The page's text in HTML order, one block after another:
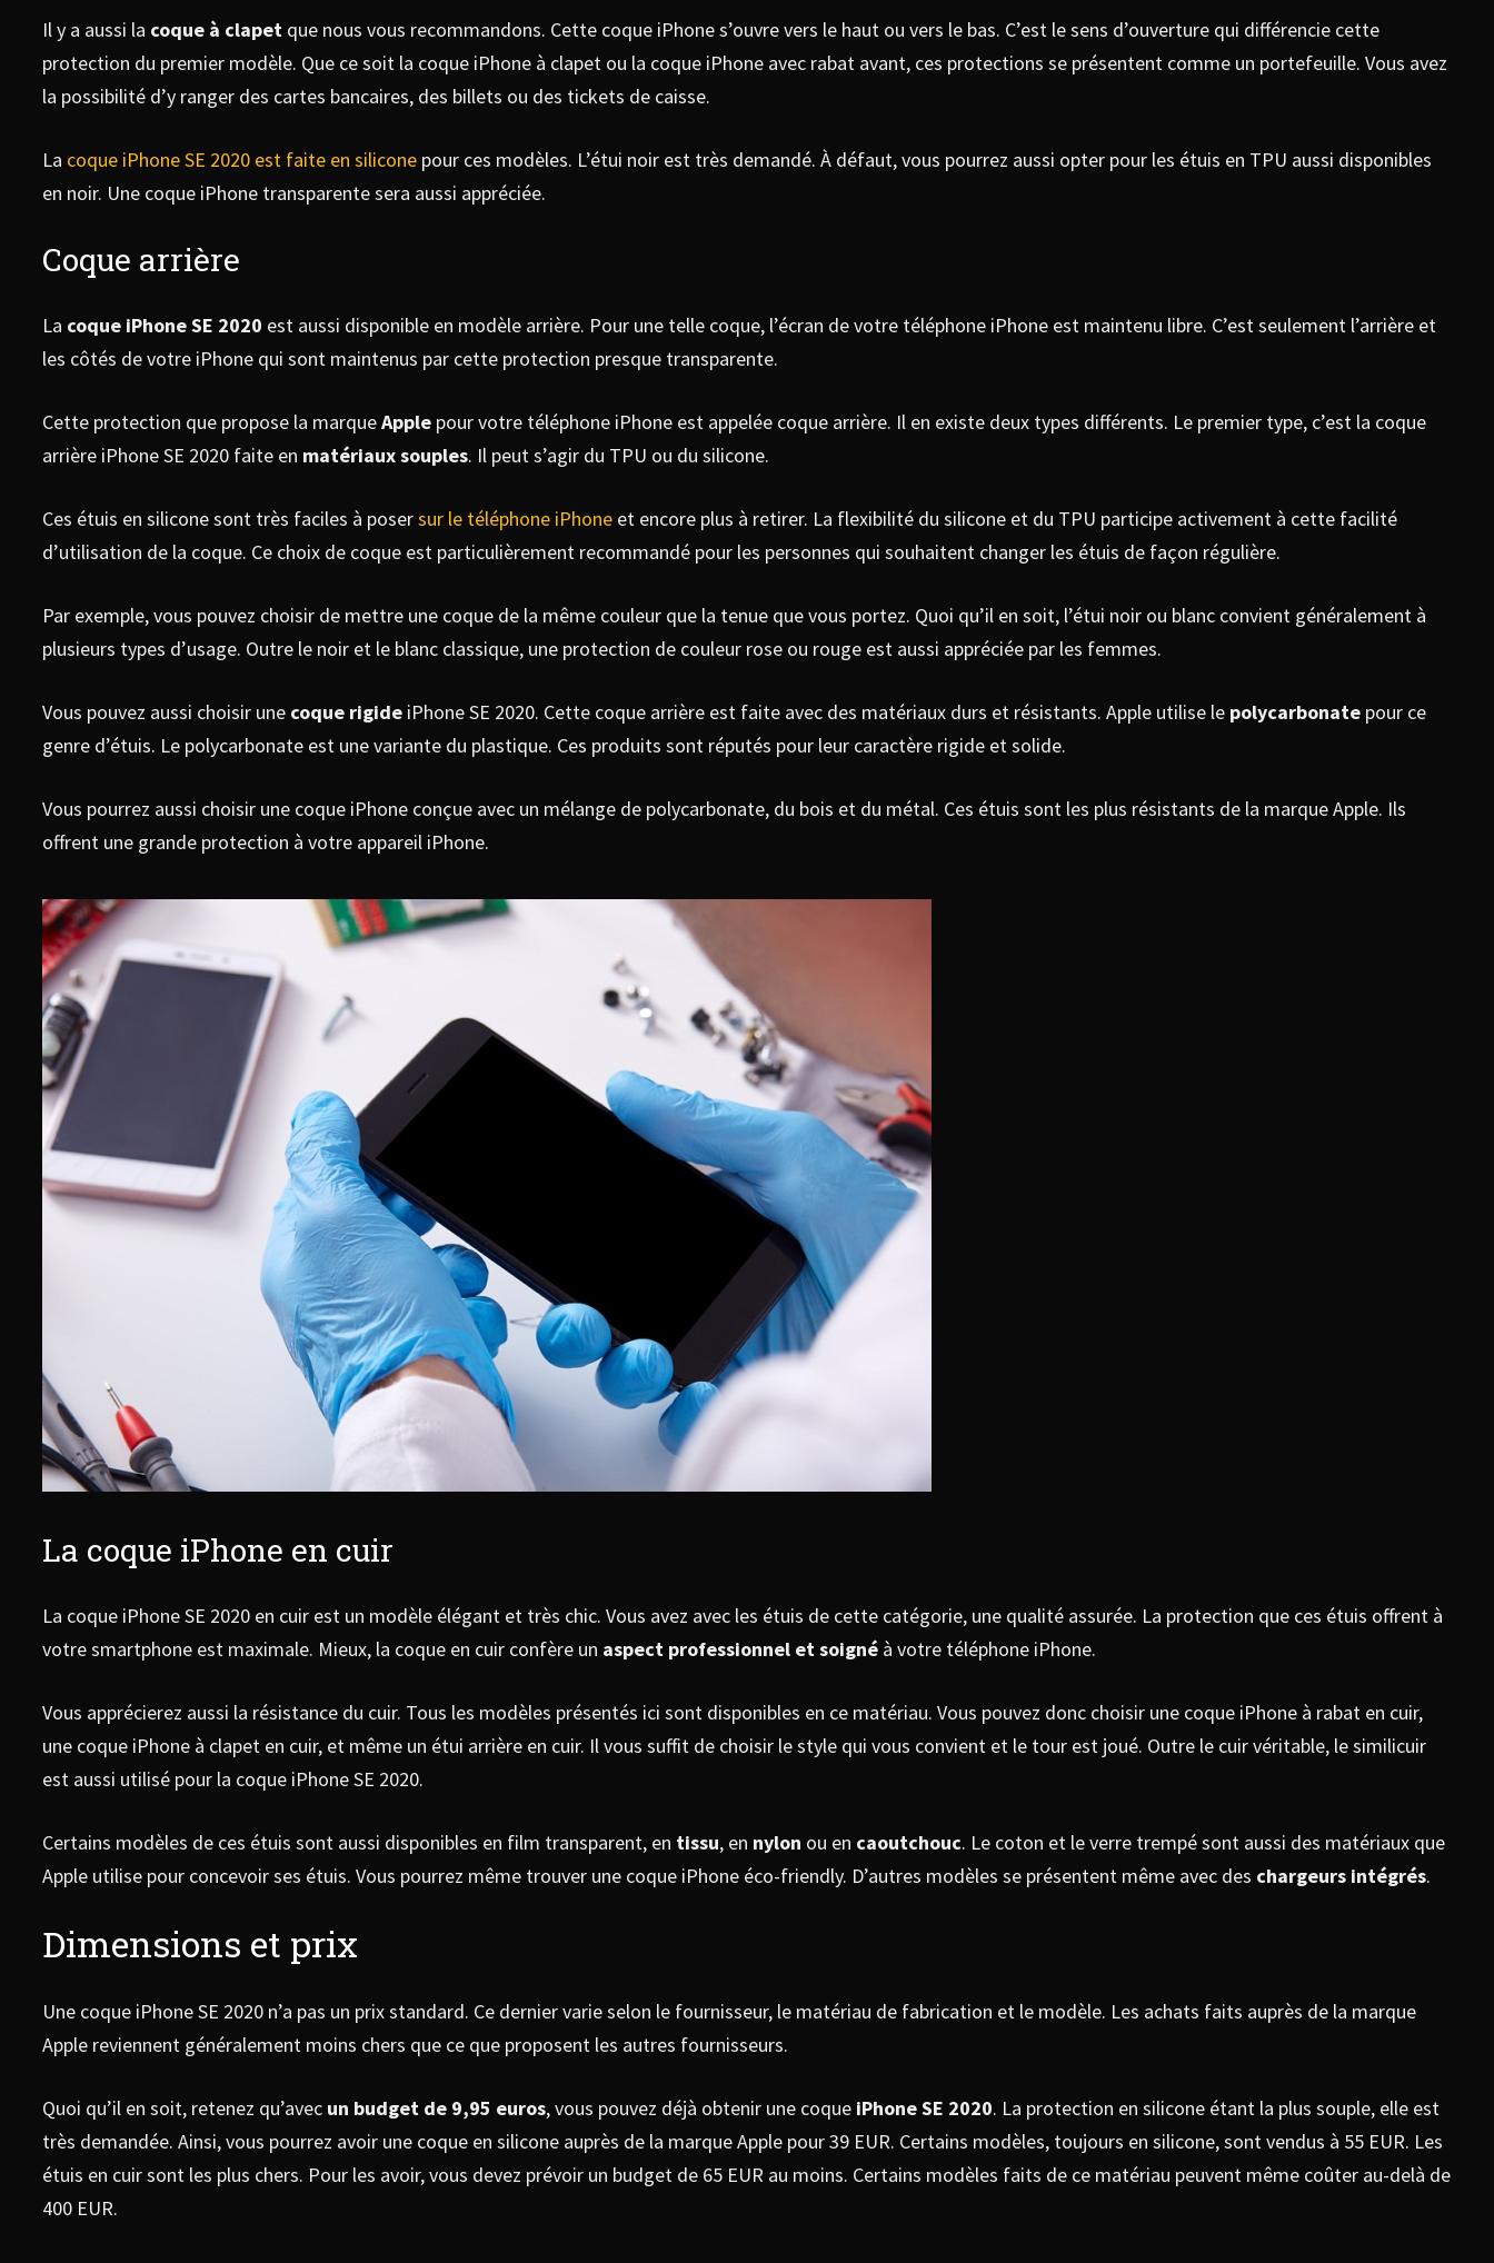
Il y a aussi la coque à clapet que nous vous recommandons. Cette coque iPhone s’ouvre vers le haut ou vers le bas. C’est le sens d’ouverture qui différencie cette
protection du premier modèle. Que ce soit la coque iPhone à clapet ou la coque iPhone avec rabat avant, ces protections se présentent comme un portefeuille. Vous avez
la possibilité d’y ranger des cartes bancaires, des billets ou des tickets de caisse.
La coque iPhone SE 2020 est faite en silicone pour ces modèles. L’étui noir est très demandé. À défaut, vous pourrez aussi opter pour les étuis en TPU aussi disponibles
en noir. Une coque iPhone transparente sera aussi appréciée.
Coque arrière
La coque iPhone SE 2020 est aussi disponible en modèle arrière. Pour une telle coque, l’écran de votre téléphone iPhone est maintenu libre. C’est seulement l’arrière et
les côtés de votre iPhone qui sont maintenus par cette protection presque transparente.
Cette protection que propose la marqueApple pour votre téléphone iPhone est appelée coque arrière. Il en existe deux types différents. Le premier type, c’est la coque
arrière iPhone SE 2020 faite en matériaux souples. Il peut s’agir du TPU ou du silicone.
Ces étuis en silicone sont très faciles à posersur le téléphone iPhone et encore plus à retirer. La flexibilité du silicone et du TPU participe activement à cette facilité
d’utilisation de la coque. Ce choix de coque est particulièrement recommandé pour les personnes qui souhaitent changer les étuis de façon régulière.
Par exemple, vous pouvez choisir de mettre une coque de la même couleur que la tenue que vous portez. Quoi qu’il en soit, l’étui noir ou blanc convient généralement à
plusieurs types d’usage. Outre le noir et le blanc classique, une protection de couleur rose ou rouge est aussi appréciée par les femmes.
Vous pouvez aussi choisir une coque rigide iPhone SE 2020. Cette coque arrière est faite avec des matériaux durs et résistants. Apple utilise le polycarbonate pour ce
genre d’étuis. Le polycarbonate est une variante du plastique. Ces produits sont réputés pour leur caractère rigide et solide.
Vous pourrez aussi choisir une coque iPhone conçue avec un mélange de polycarbonate, du bois et du métal. Ces étuis sont les plus résistants de la marque Apple. Ils
offrent une grande protection à votre appareil iPhone.
La coque iPhone en cuir
La coque iPhone SE 2020 en cuir est un modèle élégant et très chic. Vous avez avec les étuis de cette catégorie, une qualité assurée. La protection que ces étuis offrent à
votre smartphone est maximale. Mieux, la coque en cuir confère un aspect professionnel et soigné à votre téléphone iPhone.
Vous apprécierez aussi la résistance du cuir. Tous les modèles présentés ici sont disponibles en ce matériau. Vous pouvez donc choisir une coque iPhone à rabat en cuir,
une coque iPhone à clapet en cuir, et même un étui arrière en cuir. Il vous suffit de choisir le style qui vous convient et le tour est joué. Outre le cuir véritable, le similicuir
est aussi utilisé pour la coque iPhone SE 2020.
Certains modèles de ces étuis sont aussi disponibles en film transparent, en tissu, en nylon ou en caoutchouc. Le coton et le verre trempé sont aussi des matériaux que
Apple utilise pour concevoir ses étuis. Vous pourrez même trouver une coque iPhone éco-friendly. D’autres modèles se présentent même avec des chargeurs intégrés.
Dimensions et prix
Une coque iPhone SE 2020 n’a pas un prix standard. Ce dernier varie selon le fournisseur, le matériau de fabrication et le modèle. Les achats faits auprès de la marque
Apple reviennent généralement moins chers que ce que proposent les autres fournisseurs.
Quoi qu’il en soit, retenez qu’avec un budget de 9,95 euros, vous pouvez déjà obtenir une coque iPhone SE 2020. La protection en silicone étant la plus souple, elle est
très demandée. Ainsi, vous pourrez avoir une coque en silicone auprès de la marque Apple pour 39 EUR. Certains modèles, toujours en silicone, sont vendus à 55 EUR. Les
étuis en cuir sont les plus chers. Pour les avoir, vous devez prévoir un budget de 65 EUR au moins. Certains modèles faits de ce matériau peuvent même coûter au-delà de
400 EUR.